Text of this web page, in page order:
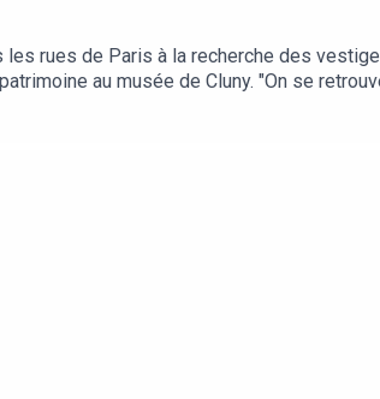
rues de Paris à la recherche des
au musée de Cluny. "On se
(https://
: parlez-en autour de vous et abonnez-